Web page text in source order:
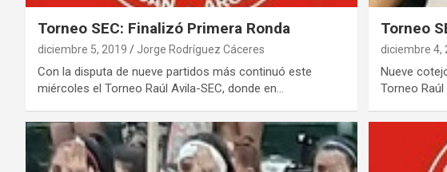
Torneo SEC: Finalizó Primera Ronda
diciembre 5, 2019 Jorge Rodríguez Cáceres
Con la disputa de nueve partidos más continuó este
miércoles el Torneo Raúl Avila-SEC, donde en…
Torneo
diciembre 4,
Nueve
Torneo